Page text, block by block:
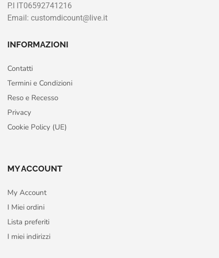
P.I IT06592741216
Email: customdicount@live.it
INFORMAZIONI
Contatti
Termini e Condizioni
Reso e Recesso
Privacy
Cookie Policy (UE)
MY ACCOUNT
My Account
I Miei ordini
Lista preferiti
I miei indirizzi